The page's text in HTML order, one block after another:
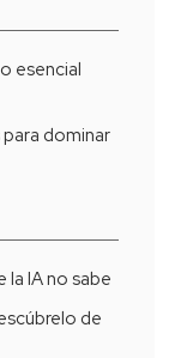
la IA no sabe